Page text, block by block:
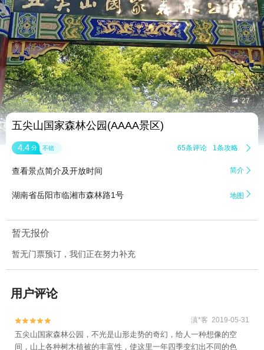
 27
五尖山国家森林公园(AAAA景区)
4.4 分 不错 65条评论 1条攻略 
查看景点简介及开放时间 简介 
湖南省岳阳市临湘市森林路1号 地图 
暂无报价
暂无门票预订，我们正在努力补充
用户评论

 滇*客 2019-05-31
五尖山国家森林公园，不光是山形走势的奇幻，给人一种想像的空
间，山上各种树木植被的丰富性，使这里一年四季变幻出不同的色
